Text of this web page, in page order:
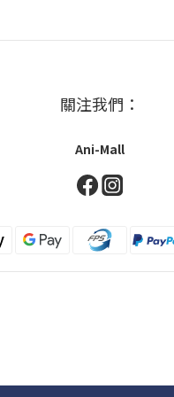
關注我們：
Ani-Mall